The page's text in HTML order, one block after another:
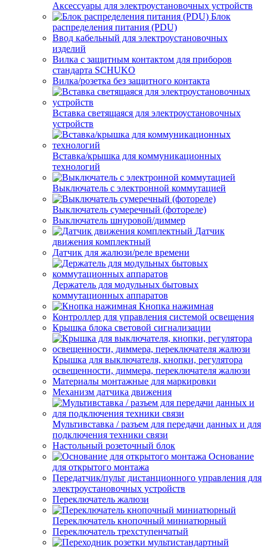
Аксессуары для электроустановочных устройств
Блок
распределения питания (PDU)
Ввод кабельный для электроустановочных
изделий
Вилка с защитным контактом для приборов
стандарта SCHUKO
Вилка/розетка без защитного контакта
Вставка светящаяся для электроустановочных
устройств
Вставка/крышка для коммуникационных
технологий
Выключатель с электронной коммутацией
Выключатель сумеречный (фотореле)
Выключатель шнуровой/диммер
Датчик
движения комплектный
Датчик для жалюзи/реле времени
Держатель для модульных бытовых
коммутационных аппаратов
Кнопка нажимная
Контроллер для управления системой освещения
Крышка блока световой сигнализации
Крышка для выключателя, кнопки, регулятора
освещенности, диммера, переключателя жалюзи
Материалы монтажные для маркировки
Механизм датчика движения
Мультивставка / разъем для передачи данных и для
подключения техники связи
Настольный розеточный блок
Основание
для открытого монтажа
Передатчик/пульт дистанционного управления для
электроустановочных устройств
Переключатель жалюзи
Переключатель кнопочный миниатюрный
Переключатель трехступенчатый